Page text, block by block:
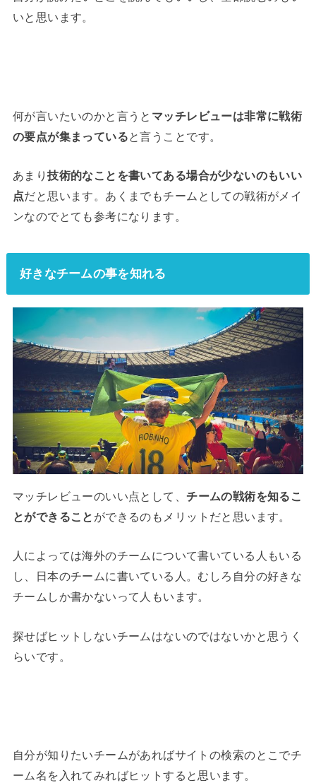
いと思います。
何が言いたいのかと言うと マッチレビューは非常に戦術
の要点が集まっていると言うことです。
あまり技術的なことを書いてある場合が少ないのもいい
点だと思います。あくまでもチームとしての戦術がメイ
ンなのでとても参考になります。
好きなチームの事を知れる
マッチレビューのいい点として、チームの戦術を知るこ
とができること ができるのもメリットだと思います。
人によっては海外のチームについて書いている人もいる
し、日本のチームに書いている人。むしろ自分の好きな
チームしか書かないって人もいます。
探せばヒットしないチームはないのではないかと思うく
らいです。
自分が知りたいチームがあればサイトの検索のとこでチ
ーム名を入れてみればヒットすると思います。